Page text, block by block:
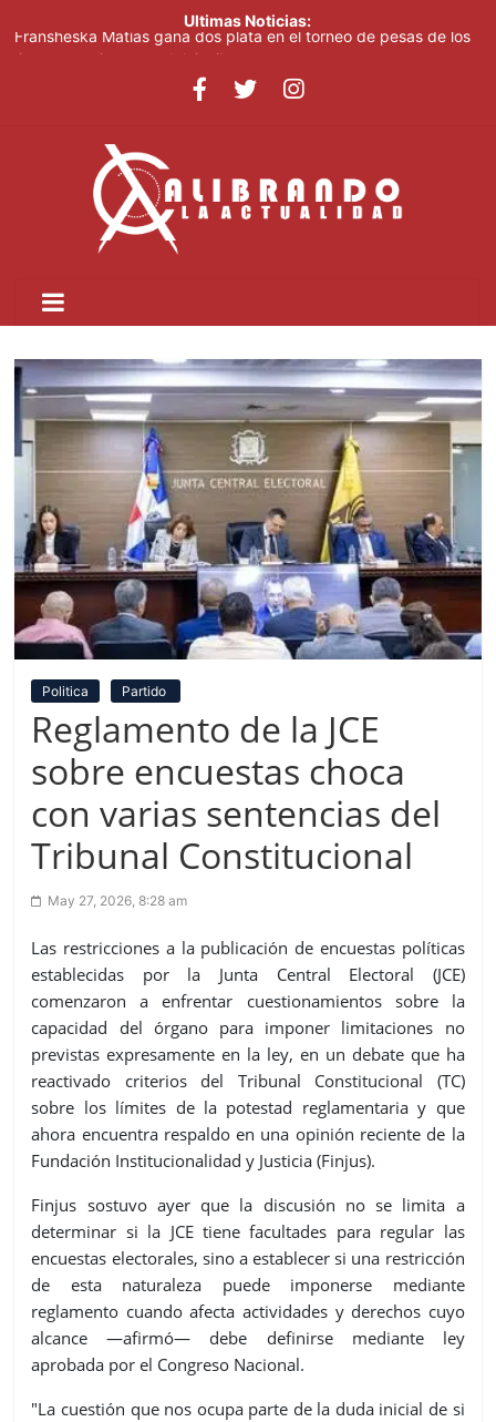
Ultimas Noticias:
Fransheska Matías gana dos plata en el torneo de pesas de los
Comedores Comunitarios de DASAC garantizan alimentación de
Arabia Saudí, Turquía y Pakistán se blindan con un acuerdo de
defensa en plena guerra
Senado de EE. UU. aprueba nuevo paquete de sanciones a
Italia dice que no acepta ultimátums y mantendrá la suspensión
Politica Partido
Reglamento de la JCE
sobre encuestas choca
con varias sentencias del
Tribunal Constitucional
May 27, 2026, 8:28 am
Las restricciones a la publicación de encuestas políticas
establecidas por la Junta Central Electoral (JCE)
comenzaron a enfrentar cuestionamientos sobre la
capacidad del órgano para imponer limitaciones no
previstas expresamente en la ley, en un debate que ha
reactivado criterios del Tribunal Constitucional (TC)
sobre los límites de la potestad reglamentaria y que
ahora encuentra respaldo en una opinión reciente de la
Fundación Institucionalidad y Justicia (Finjus).
Finjus sostuvo ayer que la discusión no se limita a
determinar si la JCE tiene facultades para regular las
encuestas electorales, sino a establecer si una restricción
de esta naturaleza puede imponerse mediante
reglamento cuando afecta actividades y derechos cuyo
alcance —afirmó— debe definirse mediante ley
aprobada por el Congreso Nacional.
"La cuestión que nos ocupa parte de la duda inicial de si